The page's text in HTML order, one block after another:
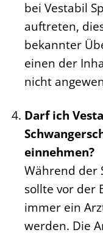
bei Vestabil
auftreten,
bekannter
einen der
nicht
Darf ich
einnehmen?
Während der
sollte vor der
immer ein
werden. Die